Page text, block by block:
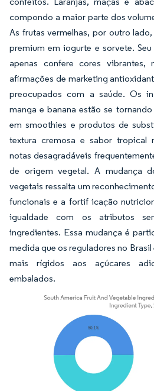
compondo a maior parte dos
As frutas vermelhas, por outro
premium em iogurte e sorvete.
apenas confere cores vibrantes,
afirmações de marketing
preocupados com a saúde. Os
manga e banana estão se
em smoothies e produtos de
textura cremosa e sabor tropical
notas desagradáveis
de origem vegetal. A mudança
vegetais ressalta um
funcionais e a fortif icação
igualdade com os atributos
ingredientes. Essa mudança é
medida que os reguladores no
mais rígidos aos açúcares
embalados.